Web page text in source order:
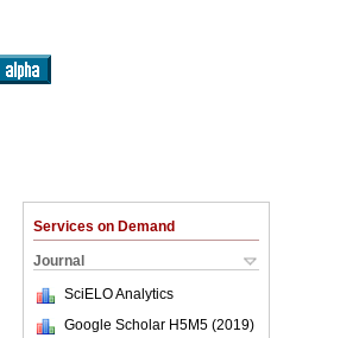
Services on Demand
Journal
SciELO Analytics
Google Scholar H5M5 (2019)